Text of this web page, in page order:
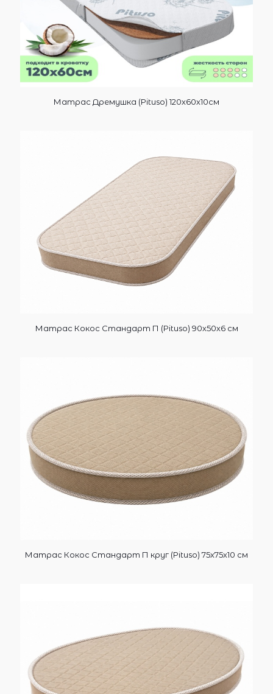
Матрас Дремушка (Pituso) 120х60х10см
Матрас Кокос Стандарт П (Pituso) 90х50х6 см
Матрас Кокос Стандарт П круг (Pituso) 75х75х10 см